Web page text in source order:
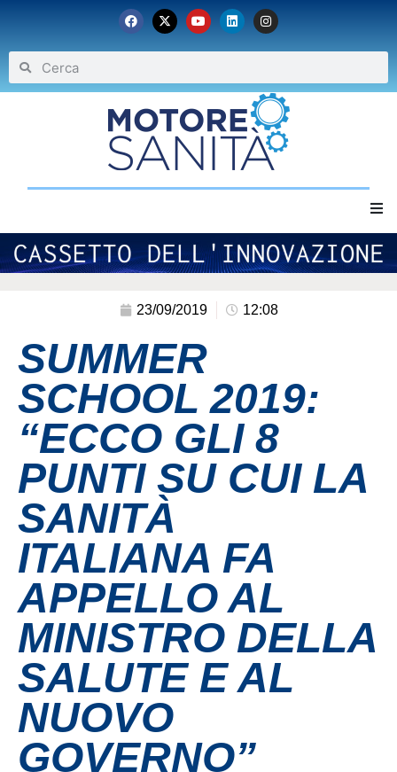
Home
Eventi
Archivio
Contatti
Grandi eventi
Ospedale Virtuale
MotoRare
23/09/2019 12:08
SUMMER
SCHOOL 2019:
“ECCO GLI 8
PUNTI SU CUI LA
SANITÀ
ITALIANA FA
APPELLO AL
MINISTRO DELLA
SALUTE E AL
NUOVO
GOVERNO”